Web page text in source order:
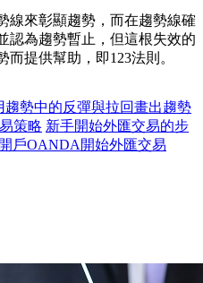
線來彰顯趨勢，而在趨勢線確
認為趨勢暫止，但這根失效的
提供幫助，即123法則。
趨勢中的反彈與拉回畫出趨勢
策略 新手開始外匯交易的步
開戶OANDA開始外匯交易